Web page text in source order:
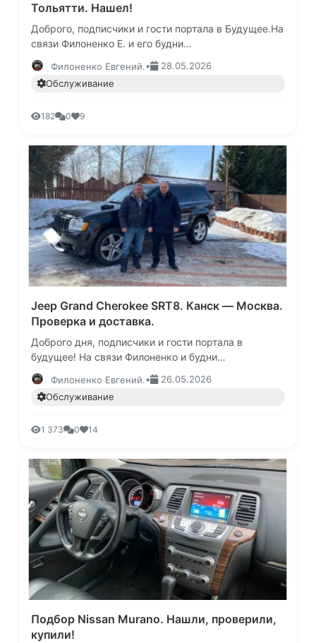
Тольятти. Нашел!
Доброго, подписчики и гости портала в Будущее.На
связи Филоненко Е. и его будни
автоподборщика.Написал мне Максим из
Ульяновска, надо найти Land Rover Freelande…
Филоненко Евгений.•
28.05.2026
Обслуживание
182 0 9
Jeep Grand Cherokee SRT8. Канск — Москва.
Проверка и доставка.
Доброго дня, подписчики и гости портала в
будущее! На связи Филоненко и будни
автоподбора!Написал мне Александр, нужен был
Chevrolet Tahoe 2013-2014 гг., пробег…
Филоненко Евгений.•
26.05.2026
Обслуживание
1 373 0 14
Подбор Nissan Murano. Нашли, проверили,
купили!